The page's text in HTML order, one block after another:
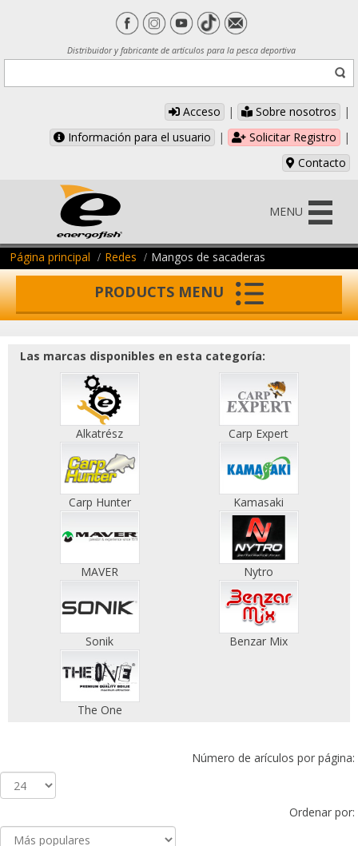
Distribuidor y fabricante de artículos para la pesca deportiva
Acceso | Sobre nosotros
|
Información para el usuario
| Solicitar Registro
|
Contacto
MENU
Página principal Redes Mangos de sacaderas
PRODUCTS MENU
Las marcas disponibles en esta categoría:
Alkatrész Carp Expert
Carp Hunter Kamasaki
MAVER Nytro
Sonik Benzar Mix
The One
Número de arículos por página:
Ordenar por: